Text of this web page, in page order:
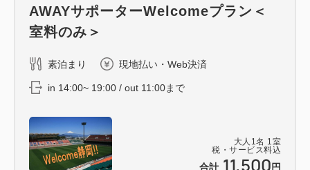
クレンジングジェル/フェイスウォッシュ/スキンロー
ション/スキンミルク/シャワーキャップ/コットン/コ
ーム(くし)
■館内施設案内
・トヨタレンタカー
・コインランドリー / 電子レンジ / 製氷機
大人 1 名 1 室
税・サービス料込
合計 11,500 円
AWAYサポーターWelcomeプラン＜
室料のみ＞
素泊まり 現地払い・Web決済
in 14:00~ 19:00 / out 11:00まで